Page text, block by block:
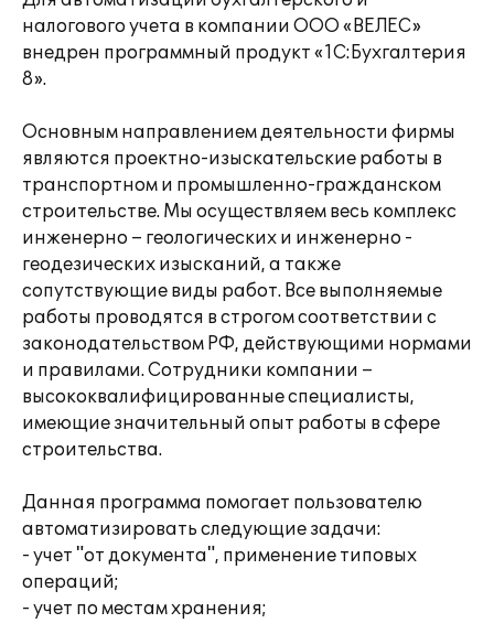
налогового учета в компании ООО «ВЕЛЕС»
внедрен программный продукт «1C:Бухгалтерия
8».
Основным направлением деятельности фирмы
являются проектно-изыскательские работы в
транспортном и промышленно-гражданском
строительстве. Мы осуществляем весь комплекс
инженерно – геологических и инженерно -
геодезических изысканий, а также
сопутствующие виды работ. Все выполняемые
работы проводятся в строгом соответствии с
законодательством РФ, действующими нормами
и правилами. Сотрудники компании –
высококвалифицированные специалисты,
имеющие значительный опыт работы в сфере
строительства.
Данная программа помогает пользователю
автоматизировать следующие задачи:
- учет "от документа", применение типовых
операций;
- учет по местам хранения;